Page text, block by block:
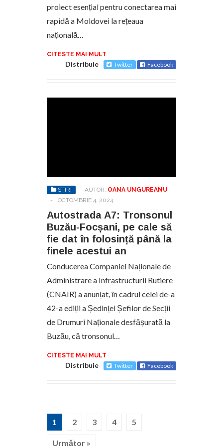
proiect esențial pentru conectarea mai
rapidă a Moldovei la rețeaua
națională…
CITESTE MAI MULT
Distribuie Twitter Facebook
STIRI AUTOR: OANA UNGUREANU
-
OCTOMBRIE 4, 2024
Autostrada A7: Tronsonul
Buzău-Focșani, pe cale să
fie dat în folosință până la
finele acestui an
Conducerea Companiei Naționale de
Administrare a Infrastructurii Rutiere
(CNAIR) a anunțat, în cadrul celei de-a
42-a ediții a Ședinței Șefilor de Secții
de Drumuri Naționale desfășurată la
Buzău, că tronsonul…
CITESTE MAI MULT
Distribuie Twitter Facebook
1 2 3 4 5
Următor »